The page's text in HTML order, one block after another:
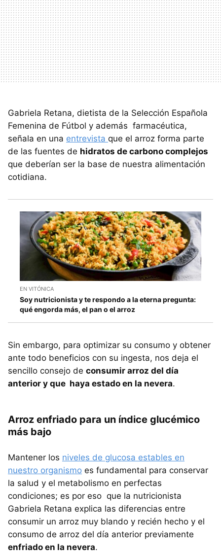
Gabriela Retana, dietista de la Selección Española
Femenina de Fútbol y además farmacéutica,
señala en una entrevista que el arroz forma parte
de las fuentes de hidratos de carbono complejos
que deberían ser la base de nuestra alimentación
cotidiana.
EN VITÓNICA
Soy nutricionista y te respondo a la eterna pregunta:
qué engorda más, el pan o el arroz
Sin embargo, para optimizar su consumo y obtener
ante todo beneficios con su ingesta, nos deja el
sencillo consejo de consumir arroz del día
anterior y que haya estado en la nevera.
Arroz enfriado para un índice glucémico
más bajo
Mantener los niveles de glucosa estables en
nuestro organismo es fundamental para conservar
la salud y el metabolismo en perfectas
condiciones; es por eso que la nutricionista
Gabriela Retana explica las diferencias entre
consumir un arroz muy blando y recién hecho y el
consumo de arroz del día anterior previamente
enfriado en la nevera.